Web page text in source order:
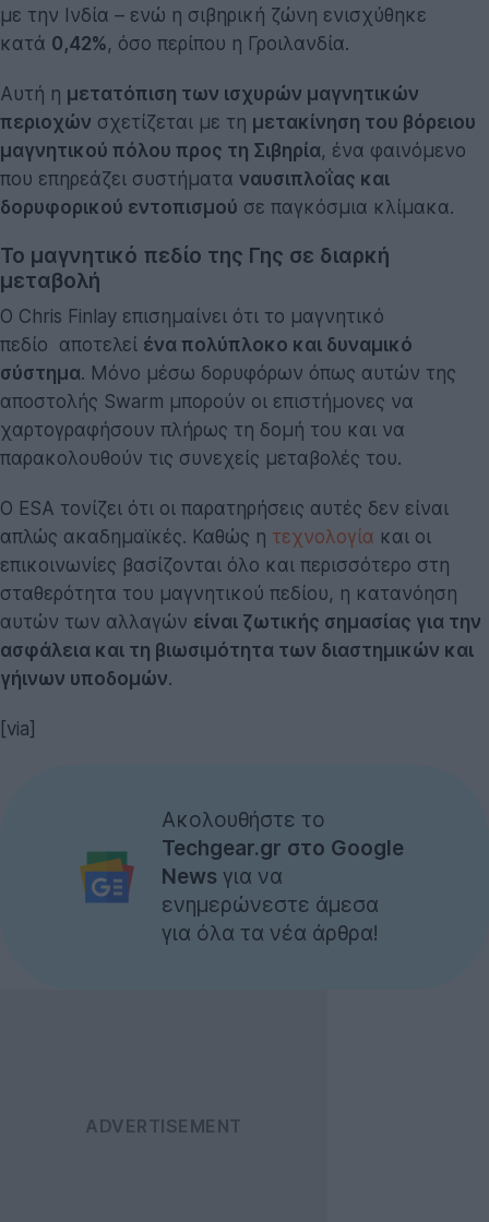
με την Ινδία – ενώ η σιβηρική ζώνη ενισχύθηκε
κατά 0,42%, όσο περίπου η Γροιλανδία.
Αυτή η μετατόπιση των ισχυρών μαγνητικών
περιοχών σχετίζεται με τη μετακίνηση του βόρειου
μαγνητικού πόλου προς τη Σιβηρία, ένα φαινόμενο
που επηρεάζει συστήματα ναυσιπλοΐας και
δορυφορικού εντοπισμού σε παγκόσμια κλίμακα.
Το μαγνητικό πεδίο της Γης σε διαρκή
μεταβολή
Ο Chris Finlay επισημαίνει ότι το μαγνητικό
πεδίο αποτελεί ένα πολύπλοκο και δυναμικό
σύστημα. Μόνο μέσω δορυφόρων όπως αυτών της
αποστολής Swarm μπορούν οι επιστήμονες να
χαρτογραφήσουν πλήρως τη δομή του και να
παρακολουθούν τις συνεχείς μεταβολές του.
Ο ESA τονίζει ότι οι παρατηρήσεις αυτές δεν είναι
απλώς ακαδημαϊκές. Καθώς η τεχνολογία και οι
επικοινωνίες βασίζονται όλο και περισσότερο στη
σταθερότητα του μαγνητικού πεδίου, η κατανόηση
αυτών των αλλαγών είναι ζωτικής σημασίας για την
ασφάλεια και τη βιωσιμότητα των διαστημικών και
γήινων υποδομών.
[via]
Ακολουθήστε το
Techgear.gr στο Google
News για να
ενημερώνεστε άμεσα
για όλα τα νέα άρθρα!